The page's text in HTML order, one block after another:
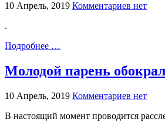
10 Апрель, 2019 Комментариев нет
.
Подробнее …
Молодой парень
10 Апрель, 2019 Комментариев нет
В настоящий момент проводится